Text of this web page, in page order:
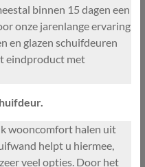
binnen 15 dagen een
onze jarenlange ervaring
en glazen schuifdeuren
eindproduct met
wooncomfort halen uit
helpt u hiermee,
veel opties. Door het